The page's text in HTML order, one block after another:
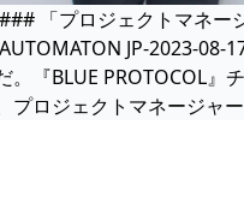
「プロジェクトマネー
JP-2023-08-
。『BLUE PROTOCOL』
プロジェクトマネージャ